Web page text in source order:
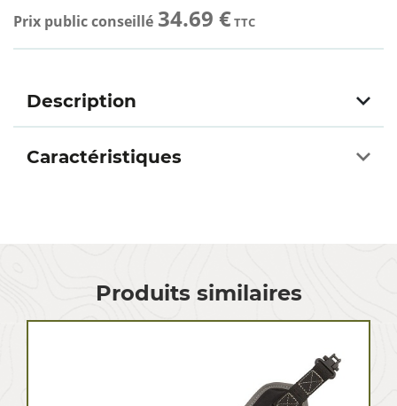
Prix public conseillé 34.69 €TTC
Description
Caractéristiques
Produits similaires